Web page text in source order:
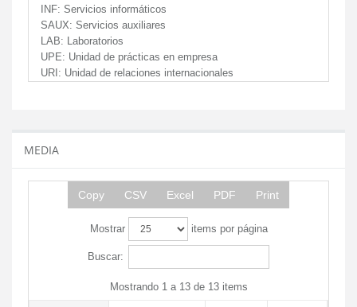
INF: Servicios informáticos
SAUX: Servicios auxiliares
LAB: Laboratorios
UPE: Unidad de prácticas en empresa
URI: Unidad de relaciones internacionales
MEDIA
Copy CSV Excel PDF Print
Mostrar items por página
Buscar:
Mostrando 1 a 13 de 13 items